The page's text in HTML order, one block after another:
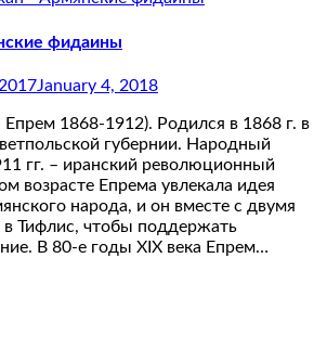
фидаины
January 4, 2018
Епрем 1868-1912). Родился в 1868 г. в
губернии. Народный
гг. – иранский революционный
возрасте Епрема увлекала идея
народа, и он вместе с двумя
Тифлис, чтобы поддержать
В 80-е годы XIX века Епрем…